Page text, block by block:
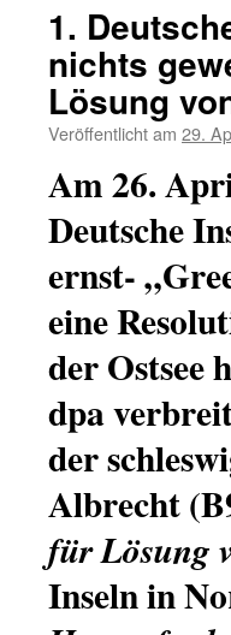
1.
nichts
Lösung
Veröffentlicht am 29.
Am 26.
Deutsche
ernst-
eine
der Ostsee
dpa
der
Albrecht
für Lösung
Inseln in